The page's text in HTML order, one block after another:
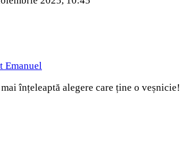
Emanuel
înțeleaptă alegere care ține o veșnicie!